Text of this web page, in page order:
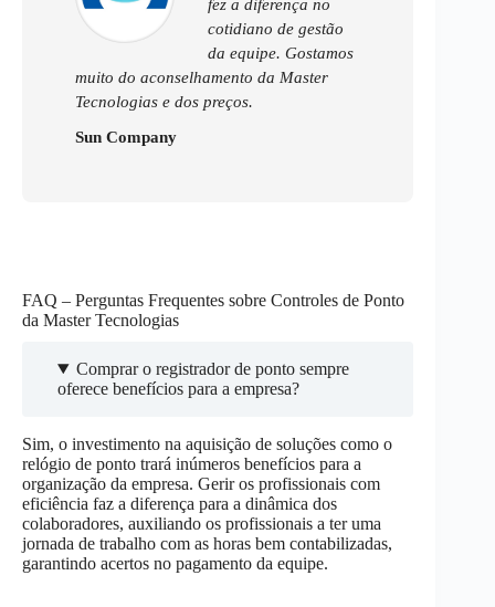
fez a diferença no
cotidiano de gestão
da equipe. Gostamos
muito do aconselhamento da Master
Tecnologias e dos preços.
Sun Company
FAQ – Perguntas Frequentes sobre Controles de Ponto
da Master Tecnologias
Comprar o registrador de ponto sempre
oferece benefícios para a empresa?
Sim, o investimento na aquisição de soluções como o
relógio de ponto trará inúmeros benefícios para a
organização da empresa. Gerir os profissionais com
eficiência faz a diferença para a dinâmica dos
colaboradores, auxiliando os profissionais a ter uma
jornada de trabalho com as horas bem contabilizadas,
garantindo acertos no pagamento da equipe.